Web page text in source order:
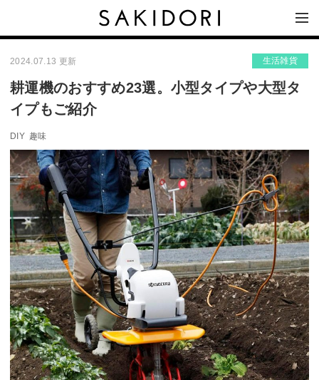
2024.07.13 更新 生活雑貨
耕運機のおすすめ23選。小型タイプや大型タ
イプもご紹介
DIY 趣味